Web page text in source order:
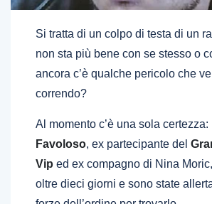
Si tratta di un colpo di testa di un
non sta più bene con se stesso o
ancora c’è qualche pericolo che
correndo?
Al momento c’è una sola certezza:
Favoloso, ex partecipante del
Vip ed ex compagno di Nina
oltre dieci giorni e sono state